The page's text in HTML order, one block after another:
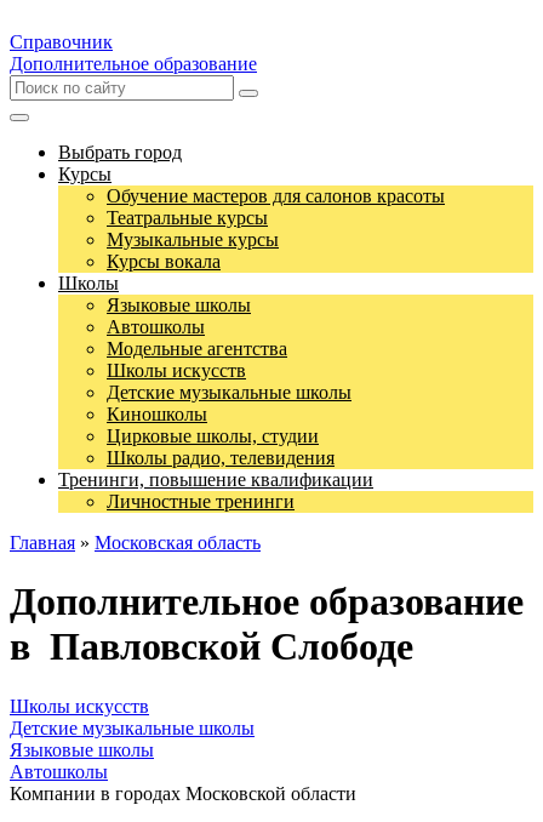
Справочник
Дополнительное образование
Выбрать город
Курсы
Обучение мастеров для салонов красоты
Театральные курсы
Музыкальные курсы
Курсы вокала
Школы
Языковые школы
Автошколы
Модельные агентства
Школы искусств
Детские музыкальные школы
Киношколы
Цирковые школы, студии
Школы радио, телевидения
Тренинги, повышение квалификации
Личностные тренинги
Главная » Московская область
Дополнительное образование
в Павловской Слободе
Школы искусств
Детские музыкальные школы
Языковые школы
Автошколы
Компании в городах Московской области